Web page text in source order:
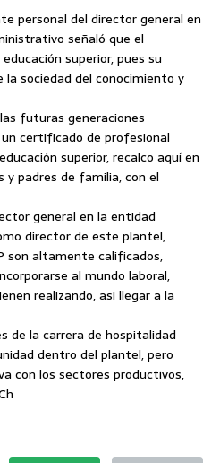
personal del director general en
señaló que el
superior, pues su
sociedad del conocimiento y
futuras generaciones
certificado de profesional
superior, recalco aquí en
padres de familia, con el
general en la entidad
director de este plantel,
son altamente calificados,
al mundo laboral,
realizando, asi llegar a la
de la carrera de hospitalidad
dentro del plantel, pero
con los sectores productivos,